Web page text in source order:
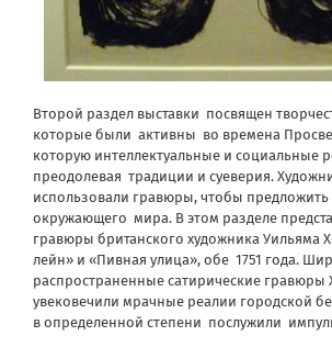
Второй раздел выставки посвящен
которые были активны во времена
которую интеллектуальные и
преодолевая традиции и суеверия.
использовали гравюры, чтобы предложить
окружающего мира. В этом разделе
гравюры британского художника Уильяма
лейн» и «Пивная улица», обе 1751 года.
распространенные сатирические гравюры
увековечили мрачные реалии городской
в определенной степени послужили